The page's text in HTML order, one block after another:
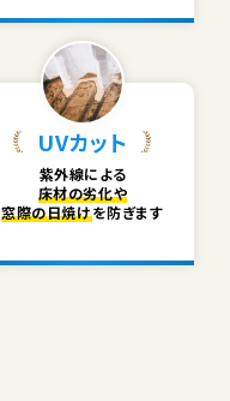
UVカット
紫外線による
床材の劣化や
窓際の日焼けを防ぎます